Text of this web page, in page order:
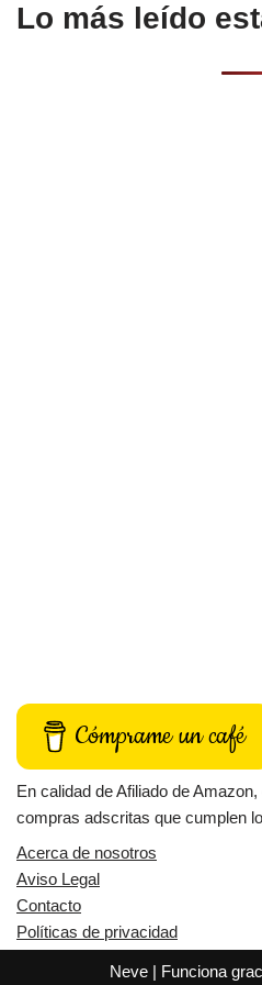
Lo más leído
Cómprame un café
En calidad de Afiliado de
compras adscritas que cumplen
Acerca de nosotros
Aviso Legal
Contacto
Políticas de privacidad
Neve| Funciona